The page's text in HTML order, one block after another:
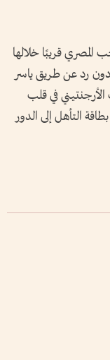
المصري قريبًا خلالها
دون رد عن طريق ياسر
في قلب
التأهل إلى الدور